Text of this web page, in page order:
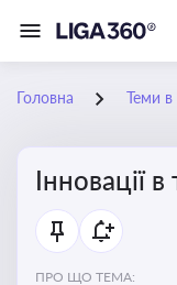
Головна Теми в
Інновації
ПРО ЩО ТЕМА: